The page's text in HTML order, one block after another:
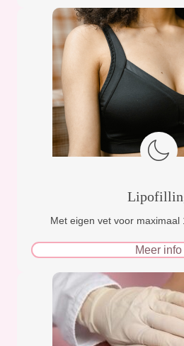
Met eigen vet voor maximaal
Meer info